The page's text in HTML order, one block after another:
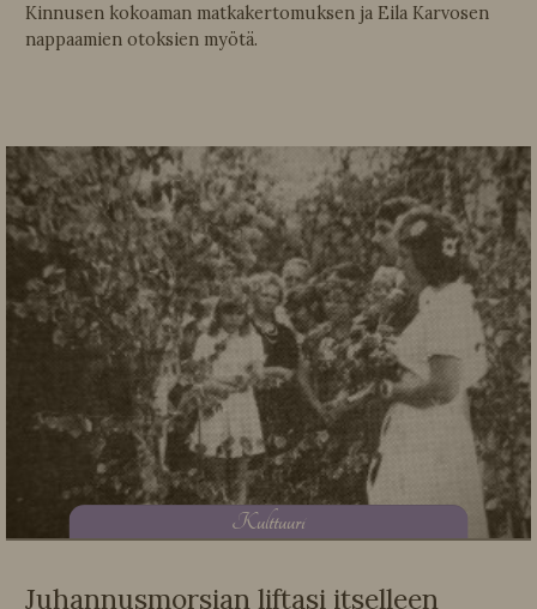
Kinnusen kokoaman matkakertomuksen ja Eila Karvosen
nappaamien otoksien myötä.
Kulttuuri
Juhannusmorsian liftasi itselleen